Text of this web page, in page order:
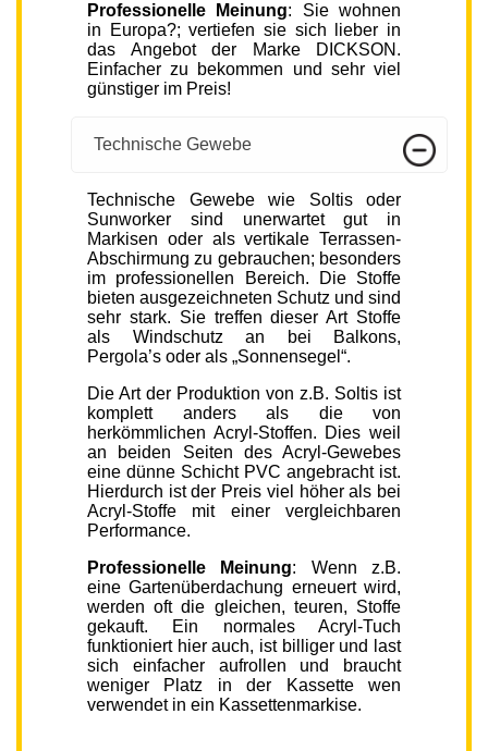
Professionelle Meinung: Sie wohnen
in Europa?; vertiefen sie sich lieber in
das Angebot der Marke DICKSON.
Einfacher zu bekommen und sehr viel
günstiger im Preis!
Technische Gewebe
Technische Gewebe wie Soltis oder
Sunworker sind unerwartet gut in
Markisen oder als vertikale Terrassen-
Abschirmung zu gebrauchen; besonders
im professionellen Bereich. Die Stoffe
bieten ausgezeichneten Schutz und sind
sehr stark. Sie treffen dieser Art Stoffe
als Windschutz an bei Balkons,
Pergola’s oder als „Sonnensegel“.
Die Art der Produktion von z.B. Soltis ist
komplett anders als die von
herkömmlichen Acryl-Stoffen. Dies weil
an beiden Seiten des Acryl-Gewebes
eine dünne Schicht PVC angebracht ist.
Hierdurch ist der Preis viel höher als bei
Acryl-Stoffe mit einer vergleichbaren
Performance.
Professionelle Meinung: Wenn z.B.
eine Gartenüberdachung erneuert wird,
werden oft die gleichen, teuren, Stoffe
gekauft. Ein normales Acryl-Tuch
funktioniert hier auch, ist billiger und last
sich einfacher aufrollen und braucht
weniger Platz in der Kassette wen
verwendet in ein Kassettenmarkise.